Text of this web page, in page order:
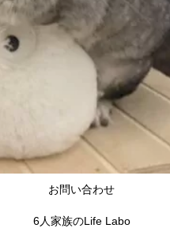
お問い合わせ
6人家族のLife Labo